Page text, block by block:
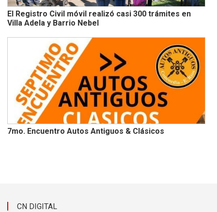
El Registro Civil móvil realizó casi 300 trámites en
Villa Adela y Barrio Nebel
7mo. Encuentro Autos Antiguos & Clásicos
CN DIGITAL